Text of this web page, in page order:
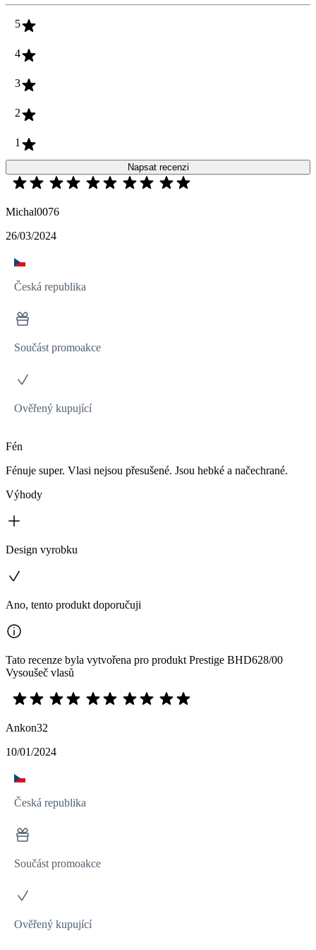
5
4
3
2
1
Napsat recenzi
Michal0076
26/03/2024
Česká republika
Součást promoakce
Ověřený kupující
Fén
Fénuje super. Vlasi nejsou přesušené. Jsou hebké a načechrané.
Výhody
Design vyrobku
Ano, tento produkt doporučuji
Tato recenze byla vytvořena pro produkt Prestige BHD628/00
Vysoušeč vlasů
Ankon32
10/01/2024
Česká republika
Součást promoakce
Ověřený kupující